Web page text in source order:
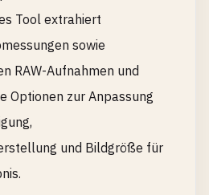
Tool extrahiert
sowie
RAW-Aufnahmen und
Optionen zur Anpassung
und Bildgröße für